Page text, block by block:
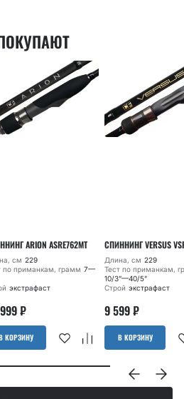
ARION ASRE762MT
см 229
по приманкам, грамм 7—
экстрафаст
₽
КОРЗИНУ
СПИННИНГ VERSUS
Длина, см 229
Тест по приманкам,
10/3”—40/5”
Строй экстрафаст
9 599₽
В КОРЗИНУ